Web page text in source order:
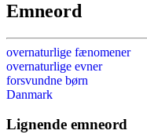
Emneord
overnaturlige fænomener
overnaturlige evner
forsvundne børn
Danmark
Lignende emneord